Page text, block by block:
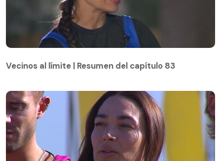
Vecinos al límite | Resumen del capítulo 83